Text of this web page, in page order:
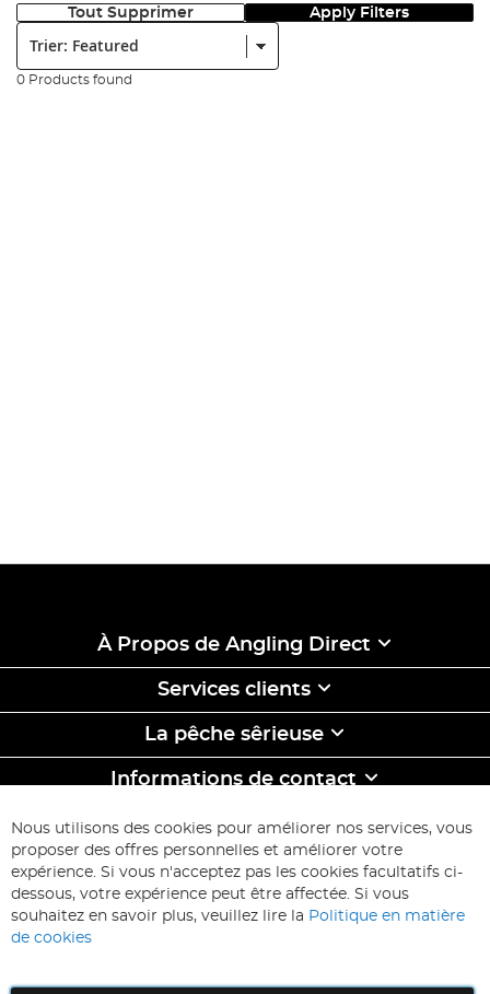
Tout Supprimer Apply Filters
0 Products found
À Propos de Angling Direct
Services clients
La pêche sêrieuse
Informations de contact
ABONNEZ-VOUS & ECONOMISEZ
Inscription
à
d’information
:
Inscription
Nous utilisons des cookies pour améliorer nos services, vous
proposer des offres personnelles et améliorer votre
expérience. Si vous n'acceptez pas les cookies facultatifs ci-
dessous, votre expérience peut être affectée. Si vous
souhaitez en savoir plus, veuillez lire la Politique en matière
de cookies